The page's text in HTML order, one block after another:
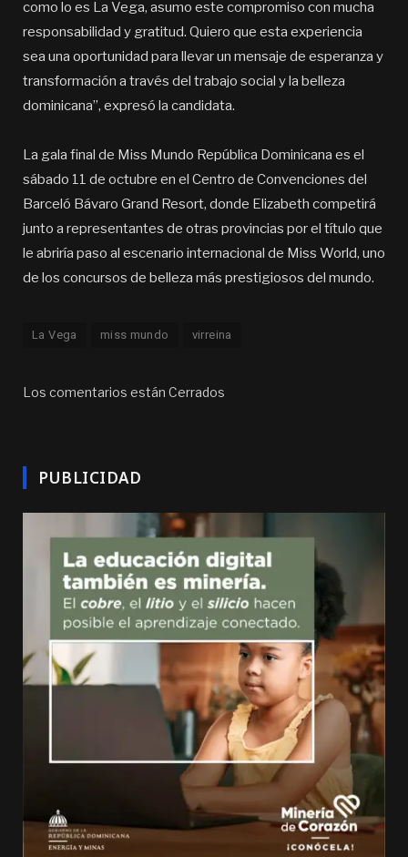
como lo es La Vega, asumo este compromiso con mucha
responsabilidad y gratitud. Quiero que esta experiencia
sea una oportunidad para llevar un mensaje de esperanza y
transformación a través del trabajo social y la belleza
dominicana”, expresó la candidata.
La gala final de Miss Mundo República Dominicana es el
sábado 11 de octubre en el Centro de Convenciones del
Barceló Bávaro Grand Resort, donde Elizabeth competirá
junto a representantes de otras provincias por el título que
le abriría paso al escenario internacional de Miss World, uno
de los concursos de belleza más prestigiosos del mundo.
La Vega miss mundo virreina
Los comentarios están Cerrados
PUBLICIDAD